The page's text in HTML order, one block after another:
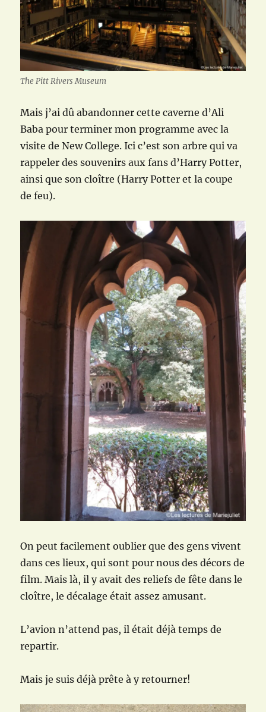
The Pitt Rivers Museum
Mais j’ai dû abandonner cette caverne d’Ali
Baba pour terminer mon programme avec la
visite de New College. Ici c’est son arbre qui va
rappeler des souvenirs aux fans d’Harry Potter,
ainsi que son cloître (Harry Potter et la coupe
de feu).
On peut facilement oublier que des gens vivent
dans ces lieux, qui sont pour nous des décors de
film. Mais là, il y avait des reliefs de fête dans le
cloître, le décalage était assez amusant.
L’avion n’attend pas, il était déjà temps de
repartir.
Mais je suis déjà prête à y retourner!